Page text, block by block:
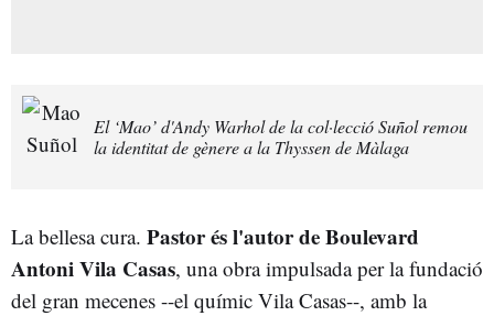
El ‘Mao’ d'Andy Warhol de la col·lecció Suñol remou
la identitat de gènere a la Thyssen de Màlaga
La bellesa cura. Pastor és l'autor de Boulevard
Antoni Vila Casas, una obra impulsada per la fundació
del gran mecenes --el químic Vila Casas--, amb la